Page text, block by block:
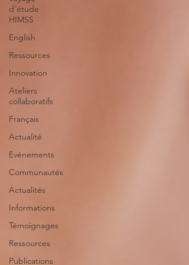
d'étude
HIMSS
English
Ressources
Innovation
Ateliers
collaboratifs
Français
Actualité
Evénements
Communautés
Actualités
Informations
Témoignages
Ressources
Publications